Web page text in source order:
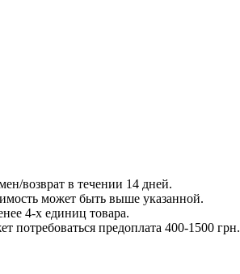
возврат в течении 14 дней.
может быть выше указанной.
4-х единиц товара.
предоплата 400-1500 грн.